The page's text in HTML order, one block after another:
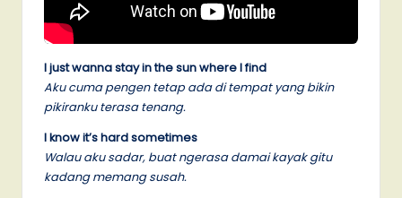
I just wanna stay in the sun where I find
Aku cuma pengen tetap ada di tempat yang bikin
pikiranku terasa tenang.
I know it’s hard sometimes
Walau aku sadar, buat ngerasa damai kayak gitu
kadang memang susah.